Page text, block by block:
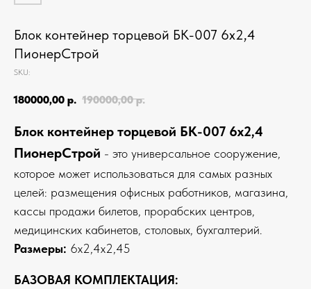
Блок контейнер торцевой БК-007 6х2,4
ПионерСтрой
SKU:
180000,00 р. 190000,00 р.
Блок контейнер торцевой БК-007 6х2,4
ПионерСтрой - это универсальное сооружение,
которое может использоваться для самых разных
целей: размещения офисных работников, магазина,
кассы продажи билетов, прорабских центров,
медицинских кабинетов, столовых, бухгалтерий.
Размеры: 6х2,4х2,45
БАЗОВАЯ КОМПЛЕКТАЦИЯ: